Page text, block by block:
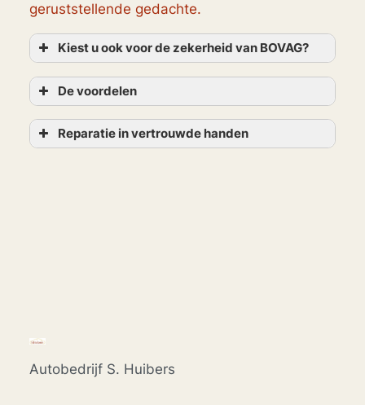
geruststellende gedachte.
Kiest u ook voor de zekerheid van BOVAG?
De voordelen
Reparatie in vertrouwde handen
Autobedrijf S. Huibers